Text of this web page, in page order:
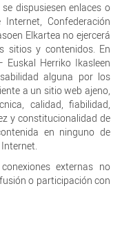
dispusiesen enlaces o
Confederación
Elkartea no ejercerá
sitios y contenidos. En
Euskal Herriko Ikasleen
alguna por los
a un sitio web ajeno,
calidad, fiabilidad,
y constitucionalidad de
en ninguno de
externas no
o participación con